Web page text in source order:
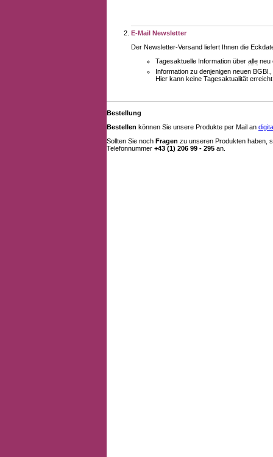
E-Mail Newsletter
Der Newsletter-Versand liefert Ihnen die
Tagesaktuelle Information über alle neu
Information zu denjenigen neuen
Hier kann keine Tagesaktualität
Bestellung
Bestellen können Sie unsere Produkte per Mail an
Sollten Sie noch Fragen zu unseren Produkten haben,
Telefonnummer +43 (1) 206 99 - 295 an.